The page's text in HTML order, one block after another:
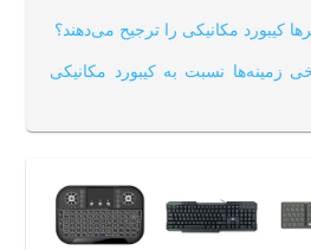
کیبورد مکانیکی را ترجیح می‌دهند؟
زمینه‌ها نسبت به کیبورد مکانیکی
کسانی مناسب است؟